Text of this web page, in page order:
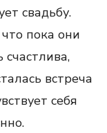
свадьбу.
пока они
встреча
себя